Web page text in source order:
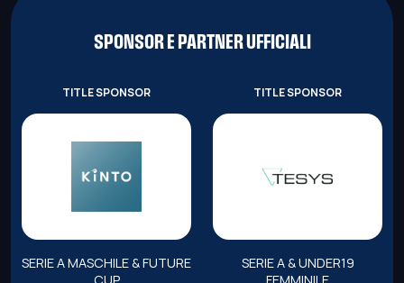
SPONSOR E PARTNER UFFICIALI
TITLE SPONSOR
SERIE A MASCHILE & FUTURE
TITLE SPONSOR
SERIE A & UNDER19